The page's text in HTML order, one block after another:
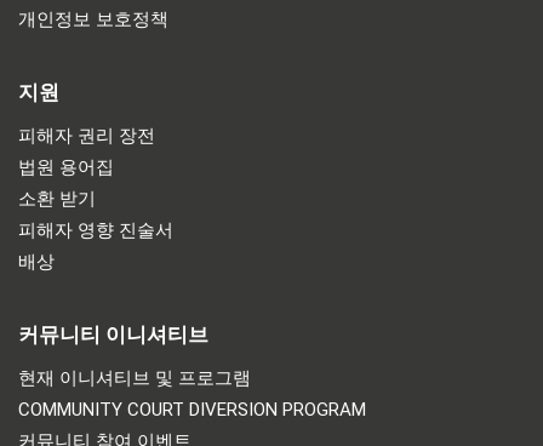
개인정보 보호정책
지원
피해자 권리 장전
법원 용어집
소환 받기
피해자 영향 진술서
배상
커뮤니티 이니셔티브
현재 이니셔티브 및 프로그램
COMMUNITY COURT DIVERSION PROGRAM
커뮤니티 참여 이벤트